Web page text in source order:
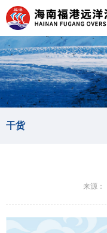
干货
来源：